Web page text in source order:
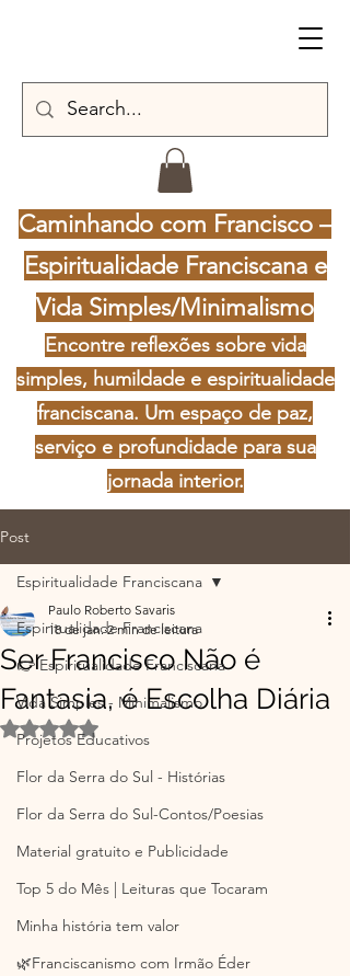
Caminhando com Francisco –
Espiritualidade Franciscana e
Vida Simples/Minimalismo
Encontre reflexões sobre vida
simples, humildade e espiritualidade
franciscana. Um espaço de paz,
serviço e profundidade para sua
jornada interior.
Post
Espiritualidade Franciscana
👉 Espiritualidade Franciscana
Vida Simples - Minimalismo
Projetos Educativos
Flor da Serra do Sul - Histórias
Flor da Serra do Sul-Contos/Poesias
Material gratuito e Publicidade
Top 5 do Mês | Leituras que Tocaram
Minha história tem valor
🌿Franciscanismo com Irmão Éder
Espiritualidade Franciscana
Ser Francisco Não é
Fantasia, é Escolha Diária
Paulo Roberto Savaris
18 de jan. 2 min de leitura
Avaliado com NaN de 5 estrelas.